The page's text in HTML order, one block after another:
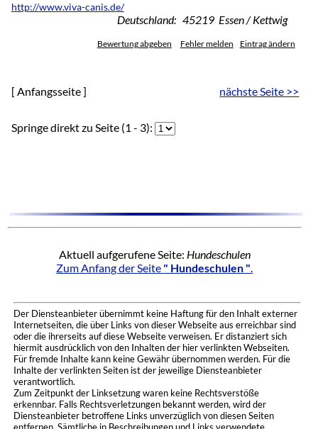
http://www.viva-canis.de/
Deutschland: 45219 Essen / Kettwig
Bewertung abgeben Fehler melden Eintrag ändern
[ Anfangsseite ] nächste Seite >>
Springe direkt zu Seite (1 - 3):
Aktuell aufgerufene Seite: Hundeschulen
Zum Anfang der Seite " Hundeschulen "
Der Diensteanbieter übernimmt keine Haftung für den Inhalt externer
Internetseiten, die über Links von dieser Webseite aus erreichbar sind
oder die ihrerseits auf diese Webseite verweisen. Er distanziert sich
hiermit ausdrücklich von den Inhalten der hier verlinkten Webseiten.
Für fremde Inhalte kann keine Gewähr übernommen werden. Für die
Inhalte der verlinkten Seiten ist der jeweilige Diensteanbieter
verantwortlich.
Zum Zeitpunkt der Linksetzung waren keine Rechtsverstöße
erkennbar. Falls Rechtsverletzungen bekannt werden, wird der
Diensteanbieter betroffene Links unverzüglich von diesen Seiten